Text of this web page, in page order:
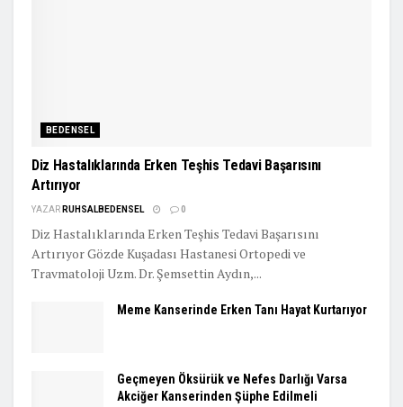
BEDENSEL
Diz Hastalıklarında Erken Teşhis Tedavi Başarısını
Artırıyor
YAZAR RUHSALBEDENSEL 0
Diz Hastalıklarında Erken Teşhis Tedavi Başarısını
Artırıyor Gözde Kuşadası Hastanesi Ortopedi ve
Travmatoloji Uzm. Dr. Şemsettin Aydın,...
Meme Kanserinde Erken Tanı Hayat Kurtarıyor
Geçmeyen Öksürük ve Nefes Darlığı Varsa
Akciğer Kanserinden Şüphe Edilmeli